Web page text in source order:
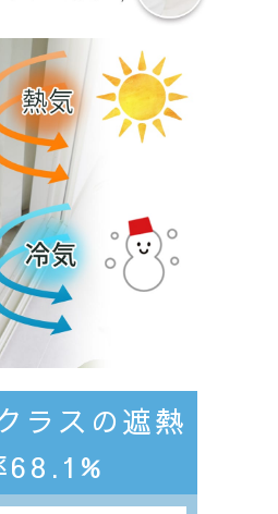
ラスの遮熱
68.1%